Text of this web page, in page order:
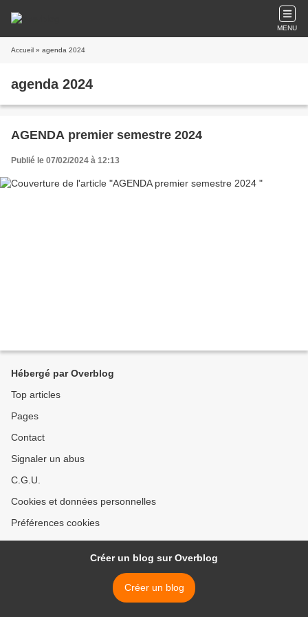
MENU
Accueil » agenda 2024
agenda 2024
AGENDA premier semestre 2024
Publié le 07/02/2024 à 12:13
Hébergé par Overblog
Top articles
Pages
Contact
Signaler un abus
C.G.U.
Cookies et données personnelles
Préférences cookies
Créer un blog sur Overblog
Créer un blog